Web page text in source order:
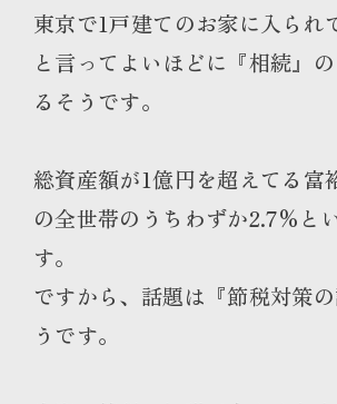
東京で1戸建てのお家に入られ
と言ってよいほどに『相続』
るそうです。
総資産額が1億円を超えてる富
の全世帯のうちわずか2.7%と
す。
ですから、話題は『節税対策
うです。